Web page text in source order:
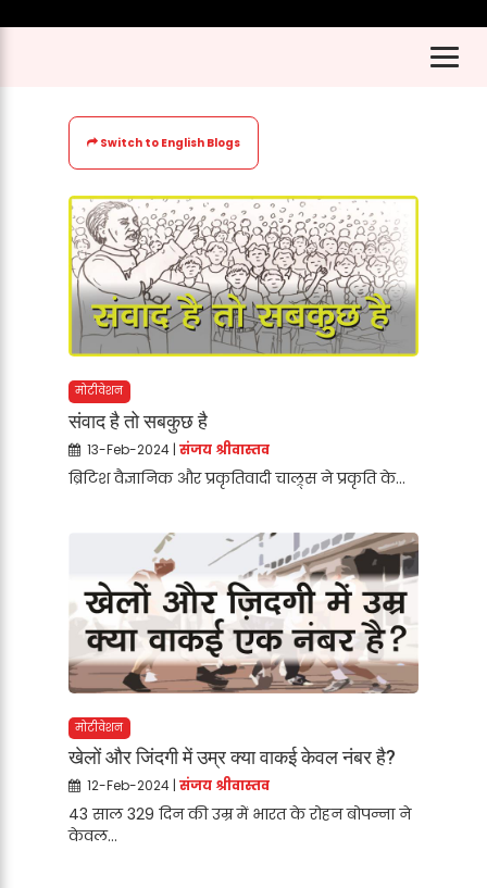
Switch to English Blogs
मोटीवेशन
संवाद है तो सबकुछ है
13-Feb-2024 | संजय श्रीवास्तव
ब्रिटिश वैज्ञानिक और प्रकृतिवादी चाल्र्स ने प्रकृति के...
मोटीवेशन
खेलों और जिंदगी में उम्र क्या वाकई केवल नंबर है?
12-Feb-2024 | संजय श्रीवास्तव
43 साल 329 दिन की उम्र में भारत के रोहन बोपन्ना ने
केवल...